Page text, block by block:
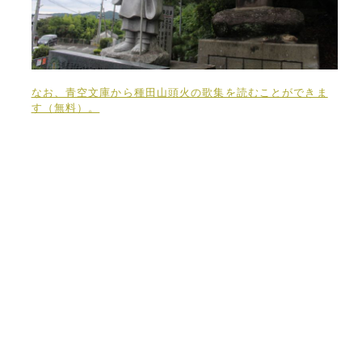
なお、青空文庫から種田山頭火の歌集を読むことができま
す（無料）。